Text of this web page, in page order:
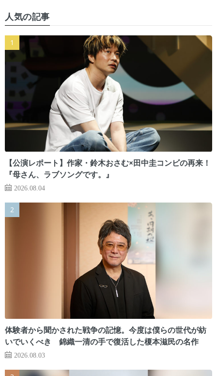
人気の記事
【公演レポート】作家・鈴木おさむ×田中圭コンビの再来！
『母さん、ラブソングです。』
2026.08.04
体験者から聞かされた戦争の記憶。今度は僕らの世代が紡
いでいくべき 錦織一清の手で復活した榎本滋民の名作
2026.08.03